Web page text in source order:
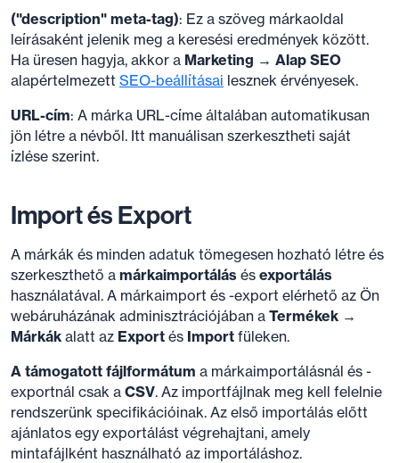
("description" meta-tag): Ez a szöveg márkaoldal
leírásaként jelenik meg a keresési eredmények között.
Ha üresen hagyja, akkor a Marketing → Alap SEO
alapértelmezett SEO-beállításai lesznek érvényesek.
URL-cím: A márka URL-címe általában automatikusan
jön létre a névből. Itt manuálisan szerkesztheti saját
ízlése szerint.
Import és Export
A márkák és minden adatuk tömegesen hozható létre és
szerkeszthető a márkaimportálás és exportálás
használatával. A márkaimport és -export elérhető az Ön
webáruházának adminisztrációjában a Termékek →
Márkák alatt az Export és Import füleken.
A támogatott fájlformátum a márkaimportálásnál és -
exportnál csak a CSV. Az importfájlnak meg kell felelnie
rendszerünk specifikációinak. Az első importálás előtt
ajánlatos egy exportálást végrehajtani, amely
mintafájlként használható az importáláshoz.